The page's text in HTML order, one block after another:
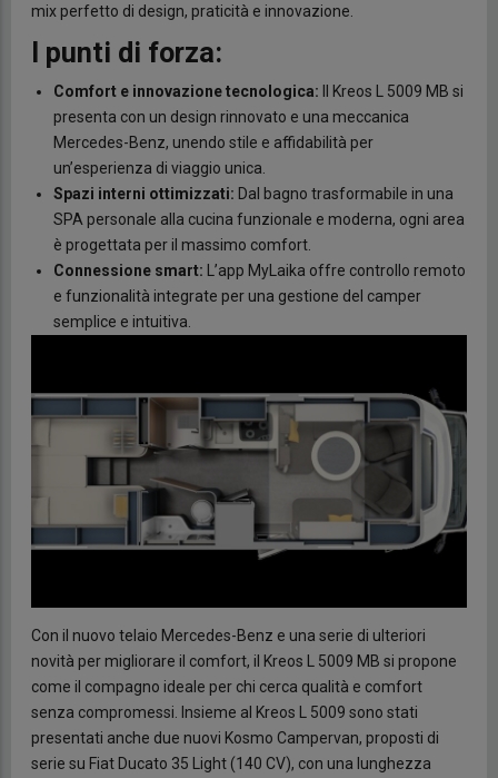
mix perfetto di design, praticità e innovazione.
I punti di forza:
Comfort e innovazione tecnologica: Il Kreos L 5009 MB si
presenta con un design rinnovato e una meccanica
Mercedes-Benz, unendo stile e affidabilità per
un’esperienza di viaggio unica.
Spazi interni ottimizzati: Dal bagno trasformabile in una
SPA personale alla cucina funzionale e moderna, ogni area
è progettata per il massimo comfort.
Connessione smart: L’app MyLaika offre controllo remoto
e funzionalità integrate per una gestione del camper
semplice e intuitiva.
Con il nuovo telaio Mercedes-Benz e una serie di ulteriori
novità per migliorare il comfort, il Kreos L 5009 MB si propone
come il compagno ideale per chi cerca qualità e comfort
senza compromessi. Insieme al Kreos L 5009 sono stati
presentati anche due nuovi Kosmo Campervan, proposti di
serie su Fiat Ducato 35 Light (140 CV), con una lunghezza